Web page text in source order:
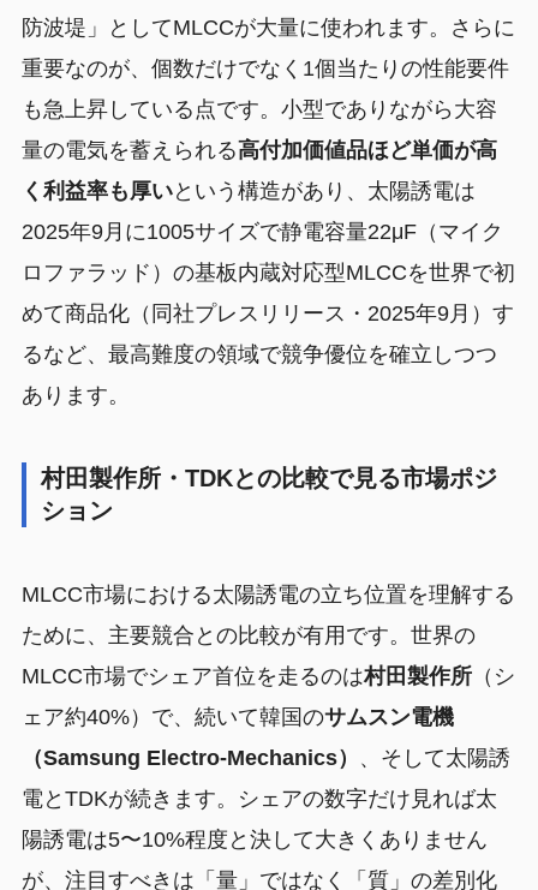
防波堤」としてMLCCが大量に使われます。さらに
重要なのが、個数だけでなく1個当たりの性能要件
も急上昇している点です。小型でありながら大容
量の電気を蓄えられる高付加価値品ほど単価が高
く利益率も厚いという構造があり、太陽誘電は
2025年9月に1005サイズで静電容量22μF（マイク
ロファラッド）の基板内蔵対応型MLCCを世界で初
めて商品化（同社プレスリリース・2025年9月）す
るなど、最高難度の領域で競争優位を確立しつつ
あります。
村田製作所・TDKとの比較で見る市場ポジ
ション
MLCC市場における太陽誘電の立ち位置を理解する
ために、主要競合との比較が有用です。世界の
MLCC市場でシェア首位を走るのは村田製作所（シ
ェア約40%）で、続いて韓国のサムスン電機
（Samsung Electro-Mechanics）
、そして太陽誘
電とTDKが続きます。シェアの数字だけ見れば太
陽誘電は5〜10%程度と決して大きくありません
が、注目すべきは「量」ではなく「質」の差別化